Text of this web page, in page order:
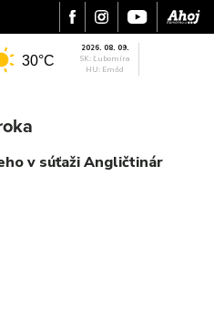
30°C
2026. 08. 09.
SK: Ľubomíra
HU: Emőd
v súťaži Angličtinár